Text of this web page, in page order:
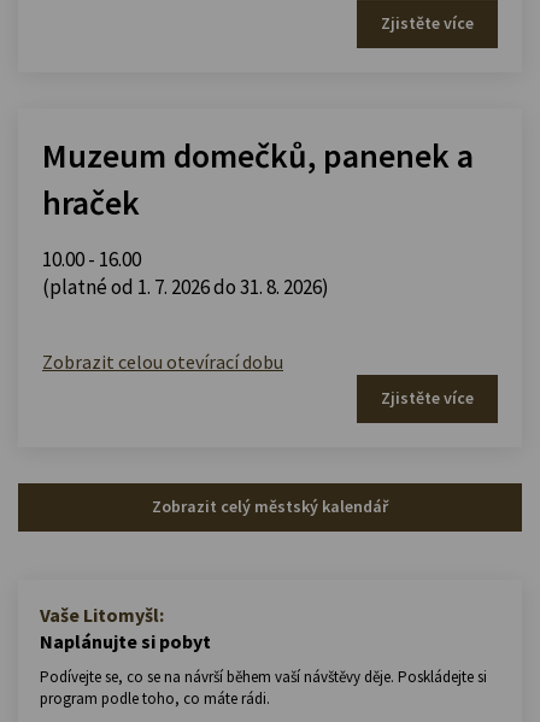
Zjistěte více
Muzeum domečků, panenek a
hraček
10.00 - 16.00
(platné od 1. 7. 2026 do 31. 8. 2026)
Zobrazit celou otevírací dobu
Zjistěte více
Zobrazit celý městský kalendář
Vaše Litomyšl:
Naplánujte si pobyt
Podívejte se, co se na návrší během vaší návštěvy děje. Poskládejte si
program podle toho, co máte rádi.